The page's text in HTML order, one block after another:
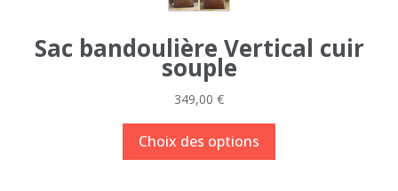
Sac bandoulière Vertical cuir
souple
349,00 €
Choix des options
Ce